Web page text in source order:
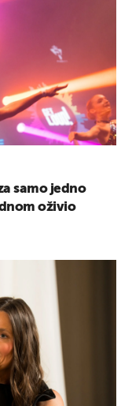
samo jedno
oživio